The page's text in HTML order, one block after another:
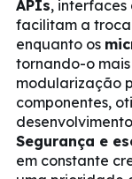
APIs,
facilitam a troca
enquanto os
tornando-o
modularização
componentes,
Segurança e
em constante